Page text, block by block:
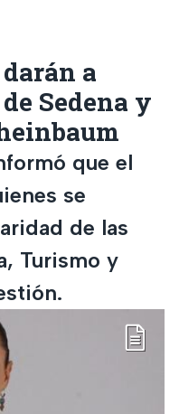
a
Sedena y
que el
se
de las
Turismo y